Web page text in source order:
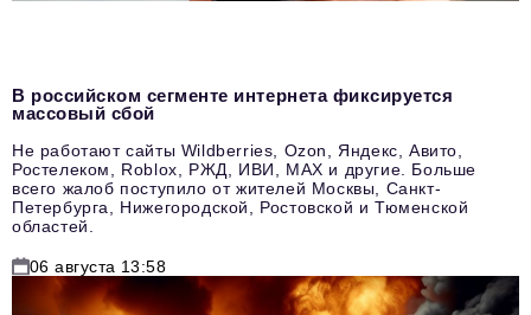
В российском сегменте интернета фиксируется
массовый сбой
Не работают сайты Wildberries, Ozon, Яндекс, Авито,
Ростелеком, Roblox, РЖД, ИВИ, MAX и другие. Больше
всего жалоб поступило от жителей Москвы, Санкт-
Петербурга, Нижегородской, Ростовской и Тюменской
областей.
06 августа 13:58